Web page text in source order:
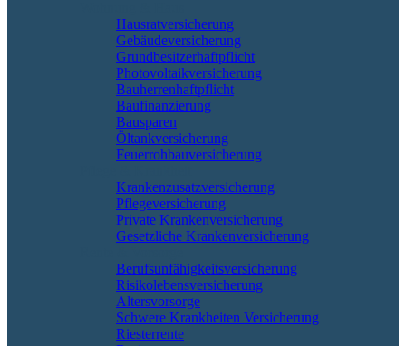
Hausratversicherung
Gebäudeversicherung
Grundbesitzerhaftpflicht
Photovoltaikversicherung
Bauherrenhaftpflicht
Baufinanzierung
Bausparen
Öltankversicherung
Feuerrohbauversicherung
Krankenzusatzversicherung
Pflegeversicherung
Private Krankenversicherung
Gesetzliche Krankenversicherung
Berufs­unfähigkeitsversicherung
Risikolebensversicherung
Altersvorsorge
Schwere Krankheiten Versicherung
Riesterrente